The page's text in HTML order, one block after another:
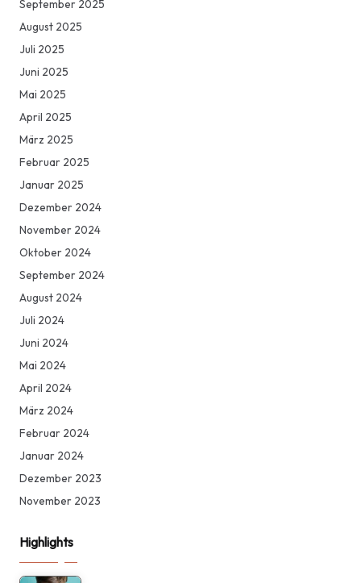
September 2025
August 2025
Juli 2025
Juni 2025
Mai 2025
April 2025
März 2025
Februar 2025
Januar 2025
Dezember 2024
November 2024
Oktober 2024
September 2024
August 2024
Juli 2024
Juni 2024
Mai 2024
April 2024
März 2024
Februar 2024
Januar 2024
Dezember 2023
November 2023
Highlights